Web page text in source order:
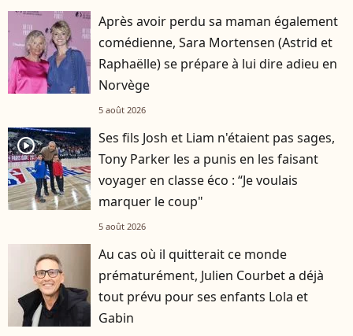
Après avoir perdu sa maman également
comédienne, Sara Mortensen (Astrid et
Raphaëlle) se prépare à lui dire adieu en
Norvège
5 août 2026
player2
Ses fils Josh et Liam n'étaient pas sages,
Tony Parker les a punis en les faisant
voyager en classe éco : “Je voulais
marquer le coup"
5 août 2026
Au cas où il quitterait ce monde
prématurément, Julien Courbet a déjà
tout prévu pour ses enfants Lola et
Gabin